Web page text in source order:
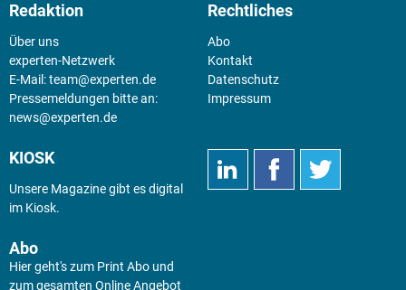
Redaktion
Über uns
experten-Netzwerk
E-Mail:team@experten.de
Pressemeldungen bitte an:
news@experten.de
Rechtliches
Abo
Kontakt
Datenschutz
Impressum
KIOSK
Unsere Magazine gibt es digital
im Kiosk.
Abo
Hier geht's zum Print Abo und
zum gesamten Online Angebot